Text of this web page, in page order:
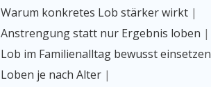
Warum konkretes Lob stärker wirkt |
Anstrengung statt nur Ergebnis loben |
Lob im Familienalltag bewusst einsetzen
Loben je nach Alter |